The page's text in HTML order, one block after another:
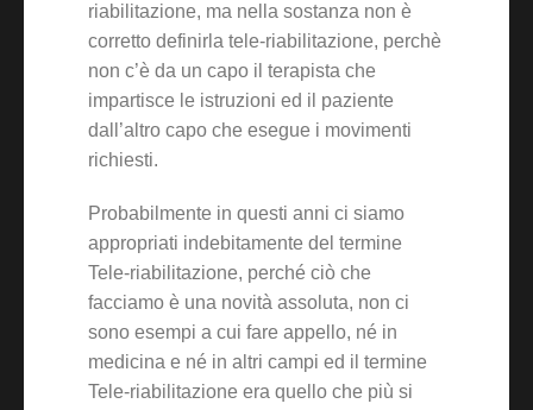
riabilitazione, ma nella sostanza non è
corretto definirla tele-riabilitazione, perchè
non c’è da un capo il terapista che
impartisce le istruzioni ed il paziente
dall’altro capo che esegue i movimenti
richiesti.
Probabilmente in questi anni ci siamo
appropriati indebitamente del termine
Tele-riabilitazione, perché ciò che
facciamo è una novità assoluta, non ci
sono esempi a cui fare appello, né in
medicina e né in altri campi ed il termine
Tele-riabilitazione era quello che più si